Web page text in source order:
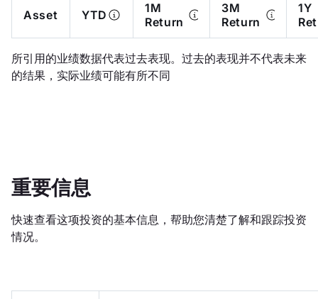
Asset YTD
1M
Return
3M
Return
1Y
所引用的业绩数据代表过去表现。过去的表现并不代表未来
的结果，实际业绩可能有所不同
重要信息
快速查看这项投资的基本信息，帮助您清楚了解和跟踪投资
情况。